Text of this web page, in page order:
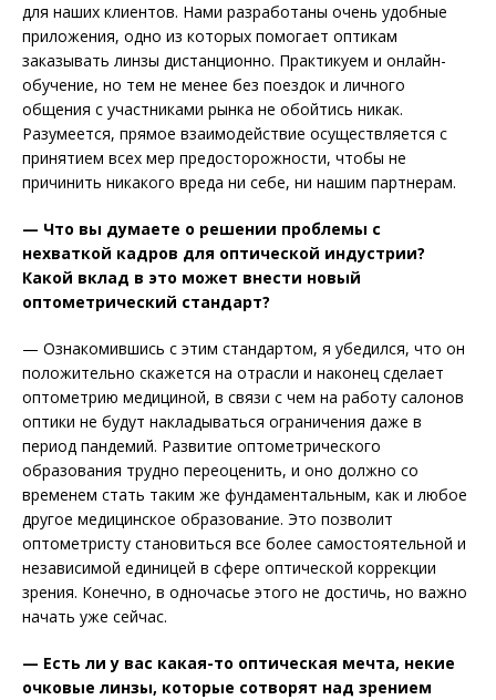
для наших клиентов. Нами разработаны очень удобные
приложения, одно из которых помогает оптикам
заказывать линзы дистанционно. Практикуем и онлайн-
обучение, но тем не менее без поездок и личного
общения с участниками рынка не обойтись никак.
Разумеется, прямое взаимодействие осуществляется с
принятием всех мер предосторожности, чтобы не
причинить никакого вреда ни себе, ни нашим партнерам.
— Что вы думаете о решении проблемы с
нехваткой кадров для оптической индустрии?
Какой вклад в это может внести новый
оптометрический стандарт?
— Ознакомившись с этим стандартом, я убедился, что он
положительно скажется на отрасли и наконец сделает
оптометрию медициной, в связи с чем на работу салонов
оптики не будут накладываться ограничения даже в
период пандемий. Развитие оптометрического
образования трудно переоценить, и оно должно со
временем стать таким же фундаментальным, как и любое
другое медицинское образование. Это позволит
оптометристу становиться все более самостоятельной и
независимой единицей в сфере оптической коррекции
зрения. Конечно, в одночасье этого не достичь, но важно
начать уже сейчас.
— Есть ли у вас какая-то оптическая мечта, некие
очковые линзы, которые сотворят над зрением